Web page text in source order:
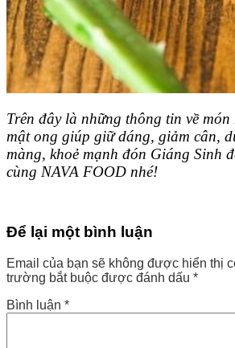
Trên đây là những thông tin về
mật ong giúp giữ dáng, giảm cân,
màng, khoẻ mạnh đón Giáng Sinh
cùng NAVA FOOD nhé!
Để lại một bình luận
Email của bạn sẽ không được hiển thị
trường bắt buộc được đánh dấu *
Bình luận *